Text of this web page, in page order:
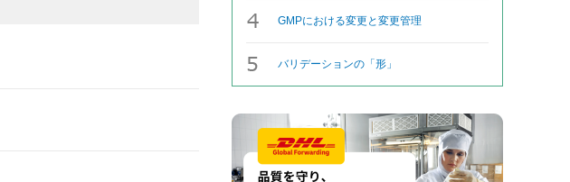
GMPにおける変更と変更管理
バリデーションの「形」